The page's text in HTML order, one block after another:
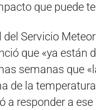
que puede
Servicio
que «ya están
semanas que
de la
a responder a